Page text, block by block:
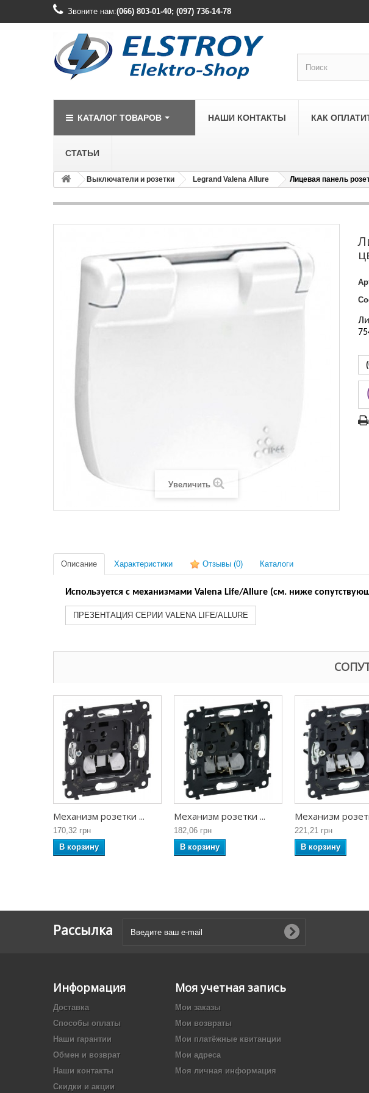
Звоните нам:(066) 803-01-40; (097) 736-14-78
КАТАЛОГ ТОВАРОВ
LEGRAND
Legrand Etika
Legrand Forix
НАШИ КОНТАКТЫ КАК
СТАТЬИ
Выключатели и розетки Legrand Valena Allure Лицевая панель
Увеличить
Описание Характеристики Отзывы (0) Каталоги
Используется с механизмами Valena Life/Allure (см. ниже
ПРЕЗЕНТАЦИЯ СЕРИИ VALENA LIFE/ALLURE
Механизм розетки ...
170,32 грн
В корзину
Механизм розетки ...
182,06 грн
В корзину
Механизм
221,21 грн
В корзину
Рассылка
Информация
Доставка
Способы оплаты
Наши гарантии
Обмен и возврат
Наши контакты
Скидки и акции
Моя учетная запись
Мои заказы
Мои возвраты
Мои платёжные квитанции
Мои адреса
Моя личная информация